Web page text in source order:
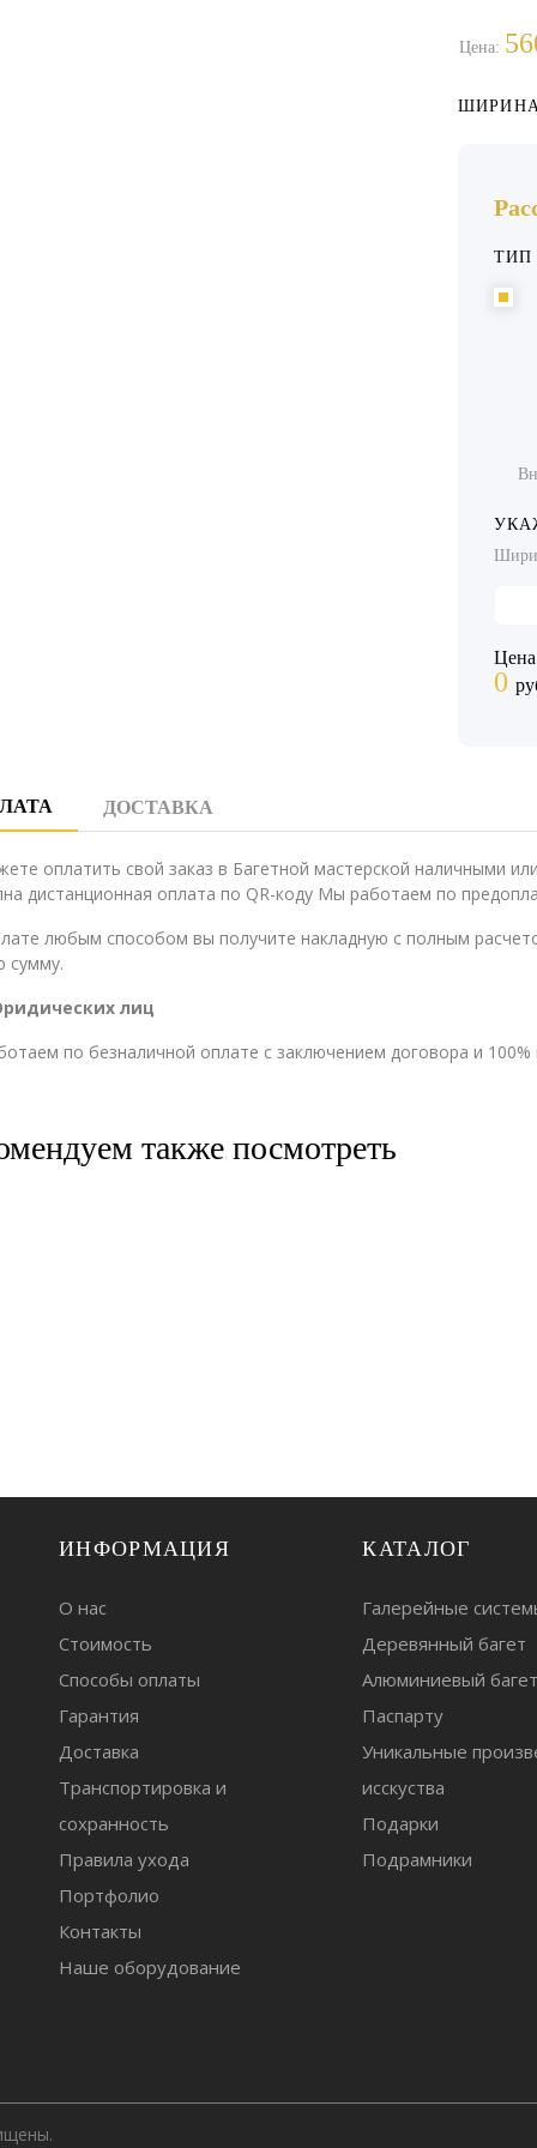
Цена:
ТИП
Цена
0
ДОСТАВКА
оплатить свой заказ в Багетной мастерской наличными
дистанционная оплата по QR-коду Мы работаем по
любым способом вы получите накладную с полным
сумму.
лиц
по безналичной оплате с заключением договора и 100%
также посмотреть
ИНФОРМАЦИЯ
О нас
Стоимость
Способы оплаты
Гарантия
Доставка
Транспортировка и
сохранность
Правила ухода
Портфолио
Контакты
Наше оборудование
КАТАЛОГ
Галерейные
Деревянный багет
Алюминиевый
Паспарту
Уникальные
исскуства
Подарки
Подрамники